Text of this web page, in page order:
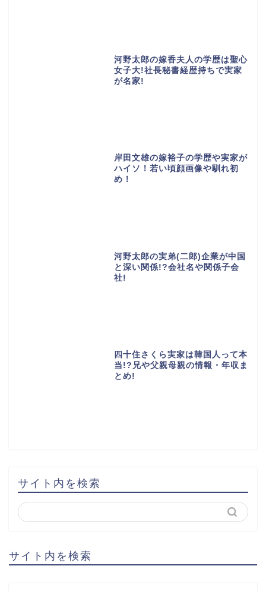
河野太郎の嫁香夫人の学歴は聖心
女子大!社長秘書経歴持ちで実家
が名家!
岸田文雄の嫁裕子の学歴や実家が
ハイソ！若い頃顔画像や馴れ初
め！
河野太郎の実弟(二郎)企業が中国
と深い関係!?会社名や関係子会
社!
四十住さくら実家は韓国人って本
当!?兄や父親母親の情報・年収ま
とめ!
サイト内を検索
サイト内を検索